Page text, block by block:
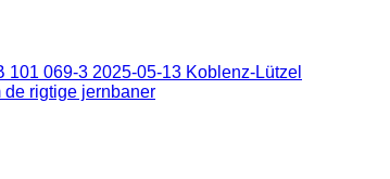
069-3 2025-05-13 Koblenz-Lützel
de rigtige jernbaner